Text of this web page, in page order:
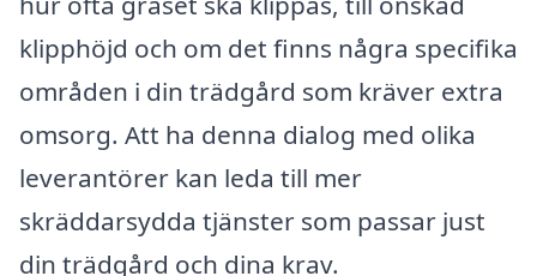
klipphöjd och om det finns några specifika
områden i din trädgård som kräver extra
omsorg. Att ha denna dialog med olika
leverantörer kan leda till mer
skräddarsydda tjänster som passar just
din trädgård och dina krav.